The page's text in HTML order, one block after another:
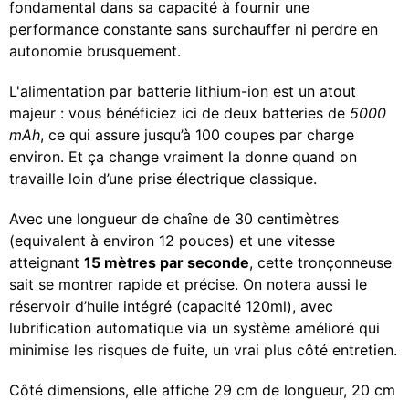
fondamental dans sa capacité à fournir une
performance constante sans surchauffer ni perdre en
autonomie brusquement.
L'alimentation par batterie lithium-ion est un atout
majeur : vous bénéficiez ici de deux batteries de 5000
mAh, ce qui assure jusqu’à 100 coupes par charge
environ. Et ça change vraiment la donne quand on
travaille loin d’une prise électrique classique.
Avec une longueur de chaîne de 30 centimètres
(equivalent à environ 12 pouces) et une vitesse
atteignant 15 mètres par seconde, cette tronçonneuse
sait se montrer rapide et précise. On notera aussi le
réservoir d’huile intégré (capacité 120ml), avec
lubrification automatique via un système amélioré qui
minimise les risques de fuite, un vrai plus côté entretien.
Côté dimensions, elle affiche 29 cm de longueur, 20 cm